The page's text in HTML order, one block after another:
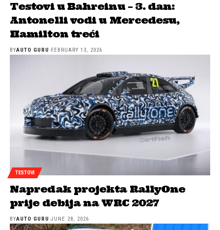
Testovi u Bahreinu – 3. dan:
Antonelli vodi u Mercedesu,
Hamilton treći
BYAUTO GURU FEBRUARY 13, 2026
TESTOVI
Napredak projekta RallyOne
prije debija na WRC 2027
BYAUTO GURU JUNE 28, 2026